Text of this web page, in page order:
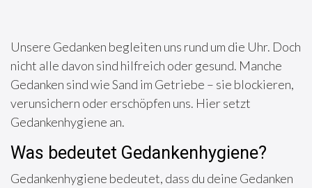
Unsere Gedanken begleiten uns rund um die Uhr. Doch
nicht alle davon sind hilfreich oder gesund. Manche
Gedanken sind wie Sand im Getriebe – sie blockieren,
verunsichern oder erschöpfen uns. Hier setzt
Gedankenhygiene an.
Was bedeutet Gedankenhygiene?
Gedankenhygiene bedeutet, dass du deine Gedanken